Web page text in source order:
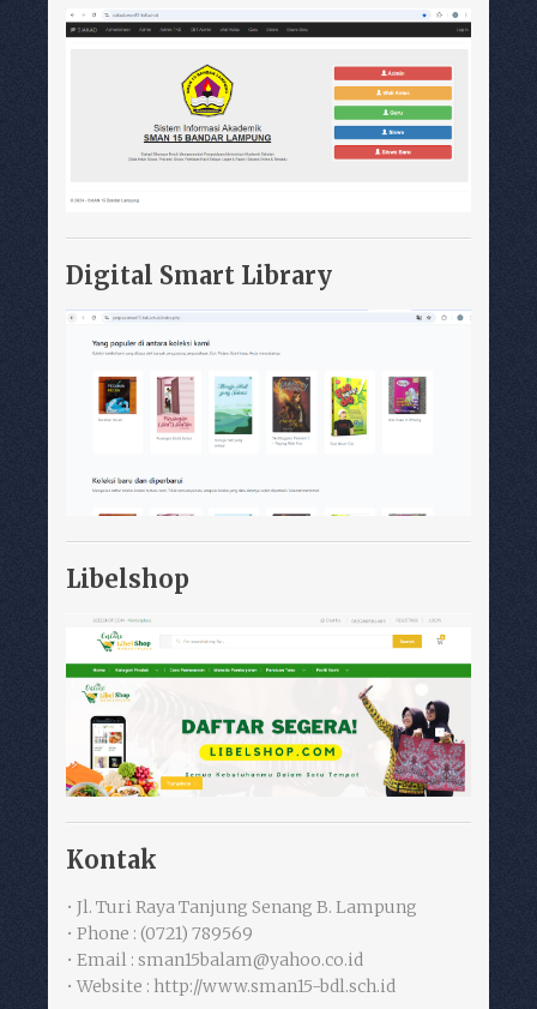
Digital Smart Library
Libelshop
Kontak
• Jl. Turi Raya Tanjung Senang B. Lampung
• Phone : (0721) 789569
• Email : sman15balam@yahoo.co.id
• Website : http://www.sman15-bdl.sch.id